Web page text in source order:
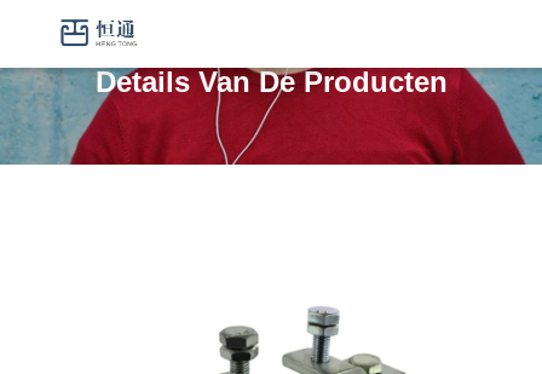
Details Van De Producten